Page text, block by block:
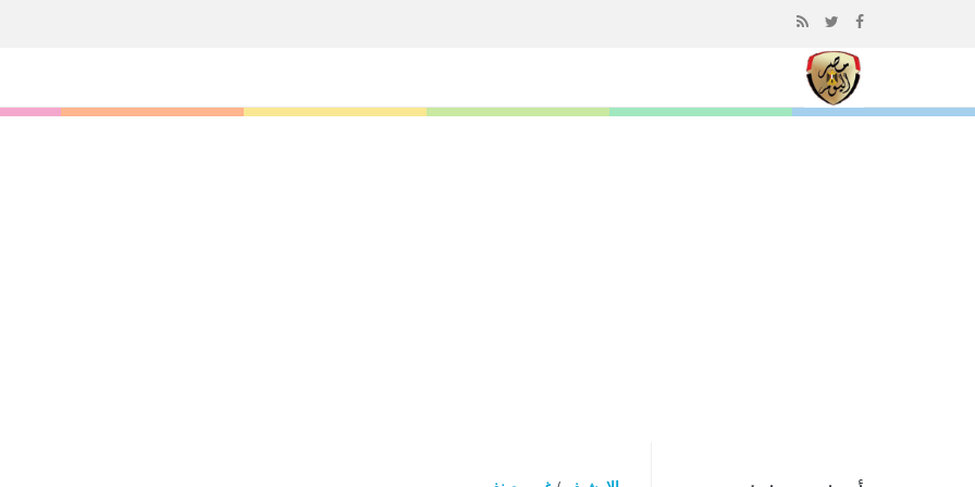
المحتوى